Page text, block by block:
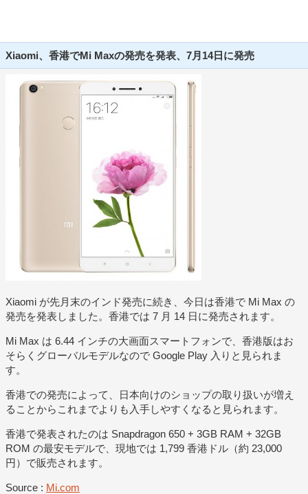
Xiaomi、香港でMi Maxの発売を発表、7月14日に発売
Xiaomi が先月末のインド発売に続き、今日は香港で Mi Max の
発売を発表しました。香港では 7 月 14 日に発売されます。
Mi Max は 6.44 インチの大画面スマートフォンで、香港版はお
そらくグローバルモデルなので Google Play 入りと見られま
す。
香港での発売によって、日本向けのショップの取り扱いが増え
ることからこれまでよりも入手しやすくなると見られます。
香港で発表されたのは Snapdragon 650 + 3GB RAM + 32GB
ROM の最安モデルで、現地では 1,799 香港ドル（約 23,000
円）で販売されます。
Source : Mi.com